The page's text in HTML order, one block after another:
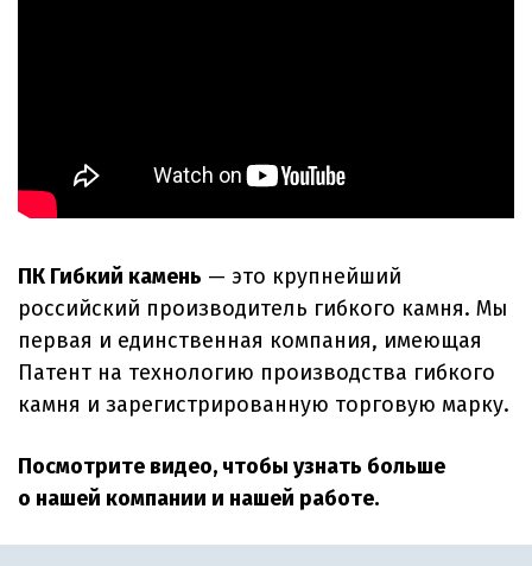
ПК Гибкий камень — это крупнейший
российский производитель гибкого камня. Мы
первая и единственная компания, имеющая
Патент на технологию производства гибкого
камня и зарегистрированную торговую марку.
Посмотрите видео, чтобы узнать больше
о нашей компании и нашей работе.